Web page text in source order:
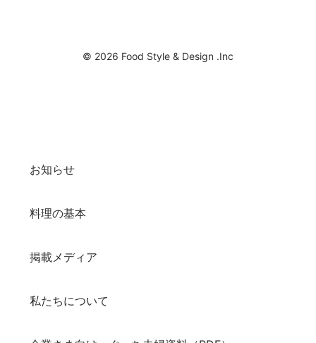
© 2026 Food Style & Design .Inc
お知らせ
料理の基本
掲載メディア
私たちについて